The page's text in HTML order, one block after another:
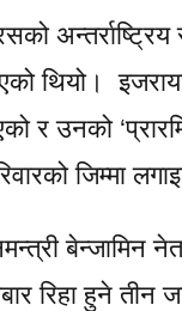
अन्तर्राष्ट्रिय
थियो।
र उनको
जिम्मा
बेन्जामिन
रिहा हुने तीन